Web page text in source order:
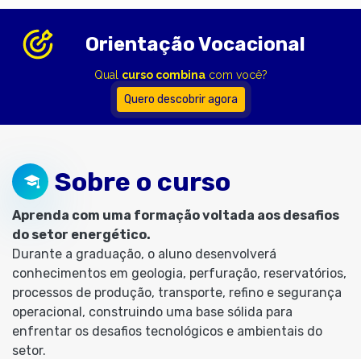
Orientação Vocacional
Qual curso combinacom você?
Quero descobrir agora
Sobre o curso
Aprenda com uma formação voltada aos desafios
do setor energético.
Durante a graduação, o aluno desenvolverá
conhecimentos em geologia, perfuração, reservatórios,
processos de produção, transporte, refino e segurança
operacional, construindo uma base sólida para
enfrentar os desafios tecnológicos e ambientais do
setor.